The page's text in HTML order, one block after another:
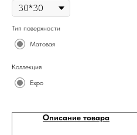
Тип поверхности
Матовая
Коллекция
Expo
Описание товара